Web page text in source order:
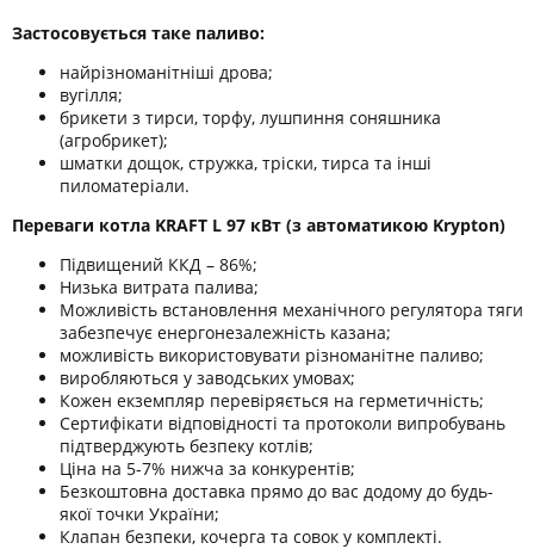
Застосовується таке паливо:
найрізноманітніші дрова;
вугілля;
брикети з тирси, торфу, лушпиння соняшника
(агробрикет);
шматки дощок, стружка, тріски, тирса та інші
пиломатеріали.
Переваги котла KRAFT L 97 кВт (з автоматикою Krypton)
Підвищений ККД – 86%;
Низька витрата палива;
Можливість встановлення механічного регулятора тяги
забезпечує енергонезалежність казана;
можливість використовувати різноманітне паливо;
виробляються у заводських умовах;
Кожен екземпляр перевіряється на герметичність;
Сертифікати відповідності та протоколи випробувань
підтверджують безпеку котлів;
Ціна на 5-7% нижча за конкурентів;
Безкоштовна доставка прямо до вас додому до будь-
якої точки України;
Клапан безпеки, кочерга та совок у комплекті.